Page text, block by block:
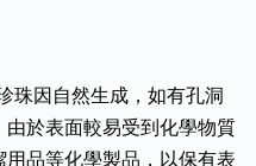
珠因自然生成，如有孔洞
於表面較易受到化學物質
品等化學製品，以保有表